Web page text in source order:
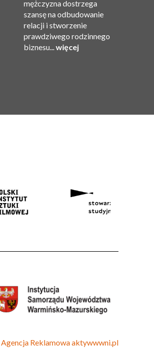
mężczyzna dostrzega
szansę na odbudowanie
relacji i stworzenie
prawdziwego rodzinnego
biznesu...więcej
Agencja Reklamowaaktywwwni.pl